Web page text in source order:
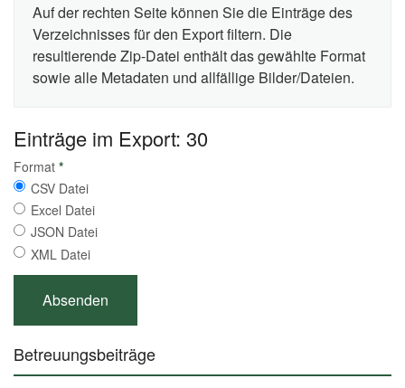
Auf der rechten Seite können Sie die Einträge des
Verzeichnisses für den Export filtern. Die
resultierende Zip-Datei enthält das gewählte Format
sowie alle Metadaten und allfällige Bilder/Dateien.
Einträge im Export: 30
Format *
CSV Datei
Excel Datei
JSON Datei
XML Datei
Betreuungsbeiträge